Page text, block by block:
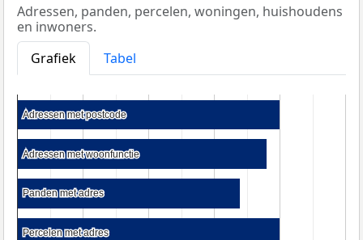
Adressen, panden, percelen, woningen, huishoudens
en inwoners.
Grafiek
Tabel
Adressen met postcode
Adressen met postcode
Adressen met woonfunctie
Adressen met woonfunctie
Panden met adres
Panden met adres
Percelen met adres
Percelen met adres